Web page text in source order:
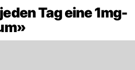
Tag eine 1mg-